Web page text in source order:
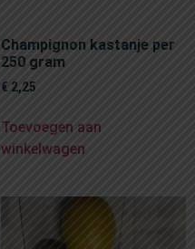
Champignon kastanje per
250 gram
€ 2,25
Toevoegen aan
winkelwagen